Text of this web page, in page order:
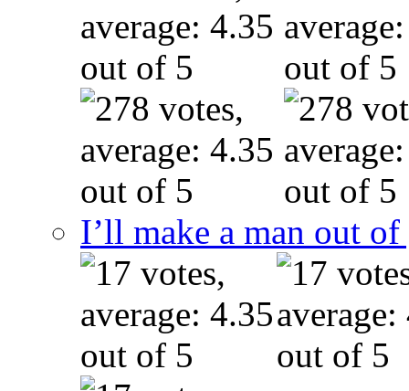
I’ll make a man out